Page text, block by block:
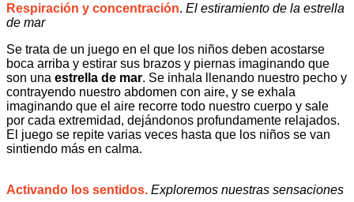
Respiración y concentración. El estiramiento de la estrella
de mar
Se trata de un juego en el que los niños deben acostarse
boca arriba y estirar sus brazos y piernas imaginando que
son una estrella de mar. Se inhala llenando nuestro pecho y
contrayendo nuestro abdomen con aire, y se exhala
imaginando que el aire recorre todo nuestro cuerpo y sale
por cada extremidad, dejándonos profundamente relajados.
El juego se repite varias veces hasta que los niños se van
sintiendo más en calma.
Activando los sentidos. Exploremos nuestras sensaciones